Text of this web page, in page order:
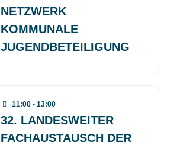
NETZWERK
KOMMUNALE
JUGENDBETEILIGUNG
11:00 - 13:00
32. LANDESWEITER
FACHAUSTAUSCH DER